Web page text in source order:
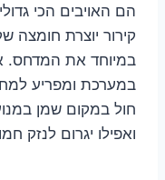
הם האויבים הכי
קירור יוצרת חומצה
במיוחד את המדחס.
במערכת ומפריע
חול במקום שמן
ואפילו יגרום לנזק